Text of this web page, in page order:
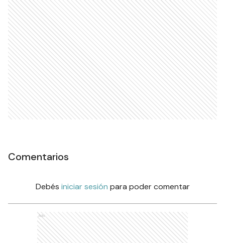
Comentarios
Debés iniciar sesión para poder comentar
Ads